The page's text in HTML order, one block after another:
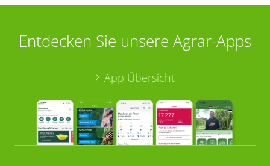
Entdecken Sie unsere Agrar-Apps
App Übersicht